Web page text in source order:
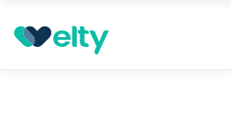
Prenota visita Risonanza